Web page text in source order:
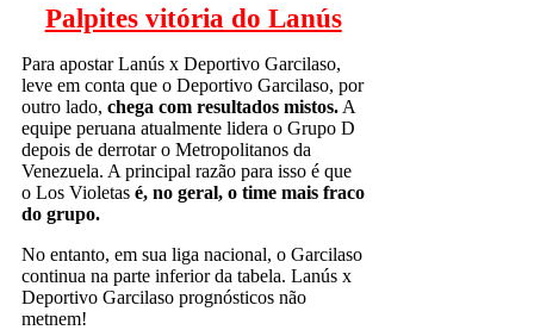
Palpites vitória do Lanús
Para apostar Lanús x Deportivo Garcilaso,
leve em conta que o Deportivo Garcilaso, por
outro lado, chega com resultados mistos. A
equipe peruana atualmente lidera o Grupo D
depois de derrotar o Metropolitanos da
Venezuela. A principal razão para isso é que
o Los Violetas é, no geral, o time mais fraco
do grupo.
No entanto, em sua liga nacional, o Garcilaso
continua na parte inferior da tabela. Lanús x
Deportivo Garcilaso prognósticos não
metnem!